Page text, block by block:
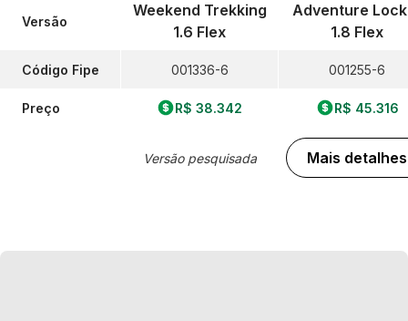
Versão
Código Fipe
Preço
Weekend Trekking
1.6 Flex
001336-6
R$ 38.342
Versão pesquisada
Adventure
1.8 Flex
001255-6
R$ 45.316
Mais detalhes